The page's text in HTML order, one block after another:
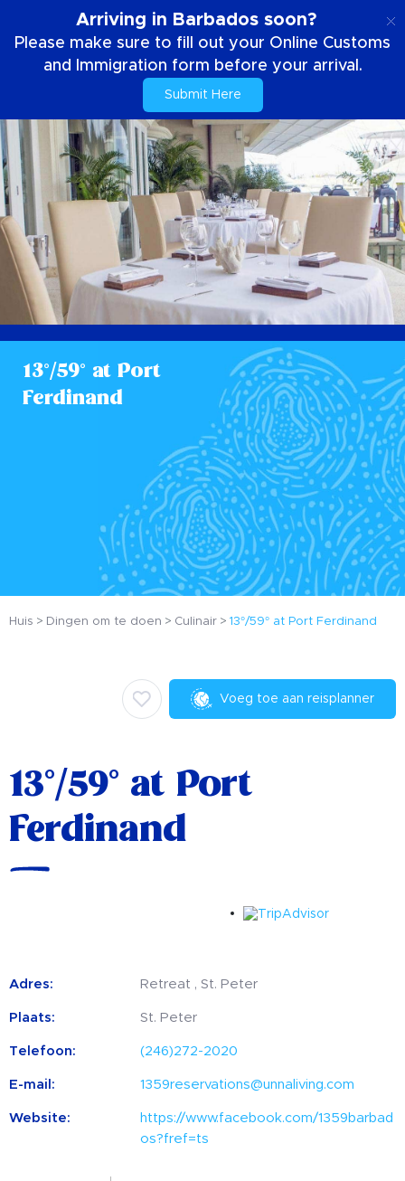
Arriving in Barbados soon?
Please make sure to fill out your Online Customs
and Immigration form before your arrival.
Submit Here
13°/59° at Port
Ferdinand
Huis Dingen om te doen Culinair 13°/59° at Port Ferdinand
Voeg toe aan reisplanner
13°/59° at Port
Ferdinand
Adres: Retreat , St. Peter
Plaats: St. Peter
Telefoon: (246)272-2020
E-mail: 1359reservations@unnaliving.com
Website:
https://www.facebook.com/1359barbad
os?fref=ts